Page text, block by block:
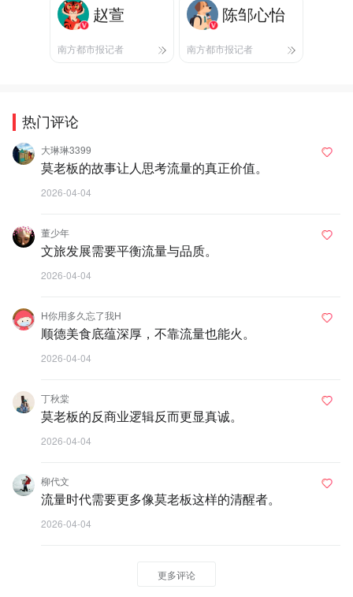
赵萱
南方都市报记者
陈邹心怡
南方都市报记者
热门评论
大琳琳3399
莫老板的故事让人思考流量的真正价值。
2026-04-04
董少年
文旅发展需要平衡流量与品质。
2026-04-04
H你用多久忘了我H
顺德美食底蕴深厚，不靠流量也能火。
2026-04-04
丁秋棠
莫老板的反商业逻辑反而更显真诚。
2026-04-04
柳代文
流量时代需要更多像莫老板这样的清醒者。
2026-04-04
更多评论